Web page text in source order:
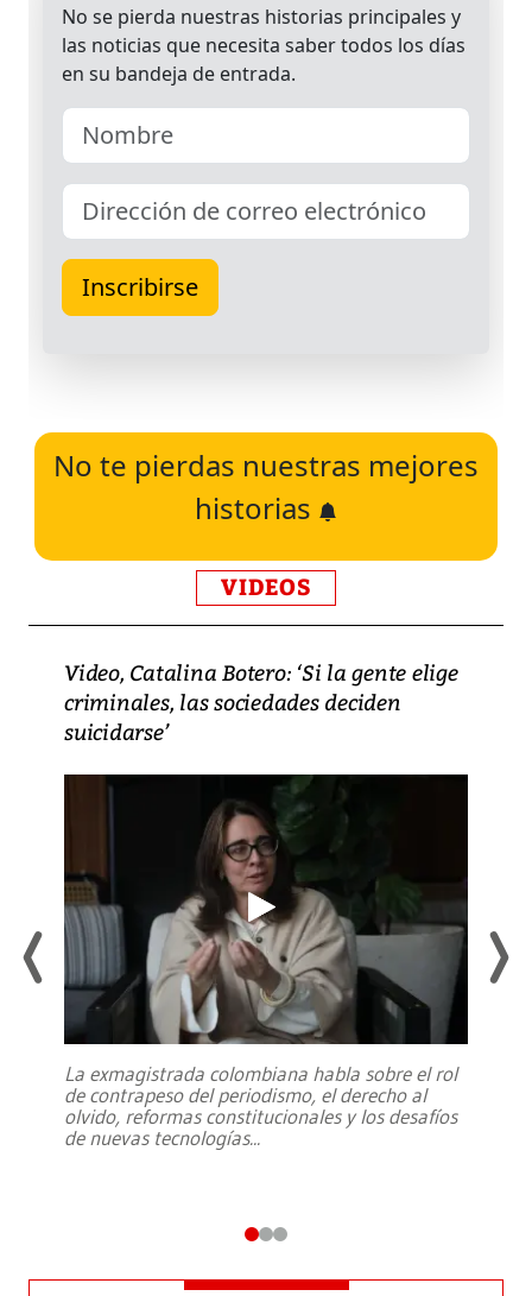
No te pierdas nuestras mejores
historias
VIDEOS
Video, Catalina Botero: ‘Si la gente elige
criminales, las sociedades deciden
suicidarse’
La exmagistrada colombiana habla sobre el rol
de contrapeso del periodismo, el derecho al
olvido, reformas constitucionales y los desafíos
de nuevas tecnologías...